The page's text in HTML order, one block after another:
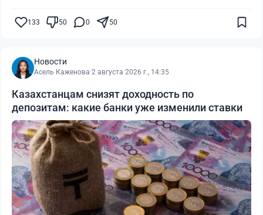
133 50 0 50
Новости
Асель Каженова·2 августа 2026 г., 14:35
Казахстанцам снизят доходность по
депозитам: какие банки уже изменили ставки